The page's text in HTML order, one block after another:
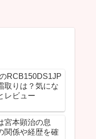
RCB150DS1JP
取りは？気にな
レビュー
宮本顕治の息
関係や経歴を確